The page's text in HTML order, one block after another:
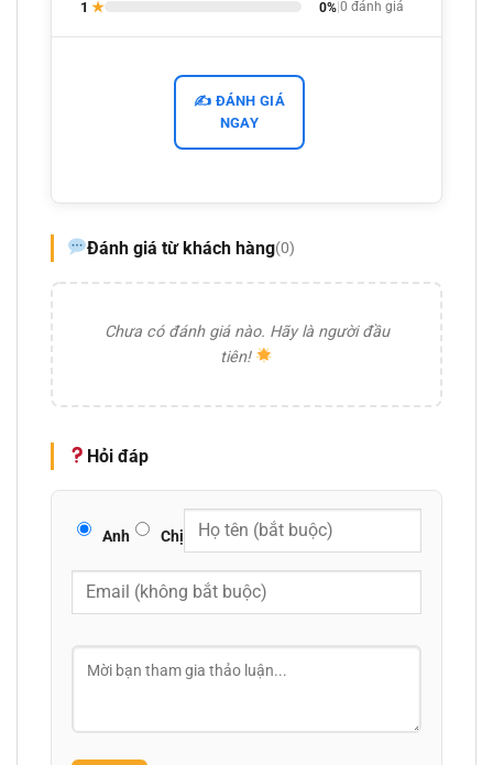
1 ★ 0%|0 đánh giá
✍️ ĐÁNH GIÁ
NGAY
Đánh giá từ khách hàng(0)
Chưa có đánh giá nào. Hãy là người đầu
tiên!
Hỏi đáp
Anh Chị